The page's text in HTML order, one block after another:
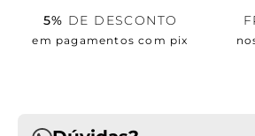
5% DE DESCONTO
em pagamentos com pix